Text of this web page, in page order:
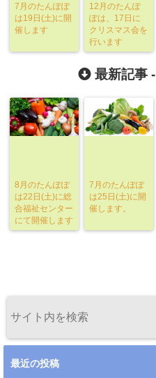
7月のたんぽぽ
は19日(土)に開
催します
12月のたんぽ
ぽは、17日に
クリスマス会を
行います
最新記事 -
8月のたんぽぽ
は22日(土)に総
合福祉センター
にて開催します
7月のたんぽぽ
は25日(土)に開
催します。
最近の投稿